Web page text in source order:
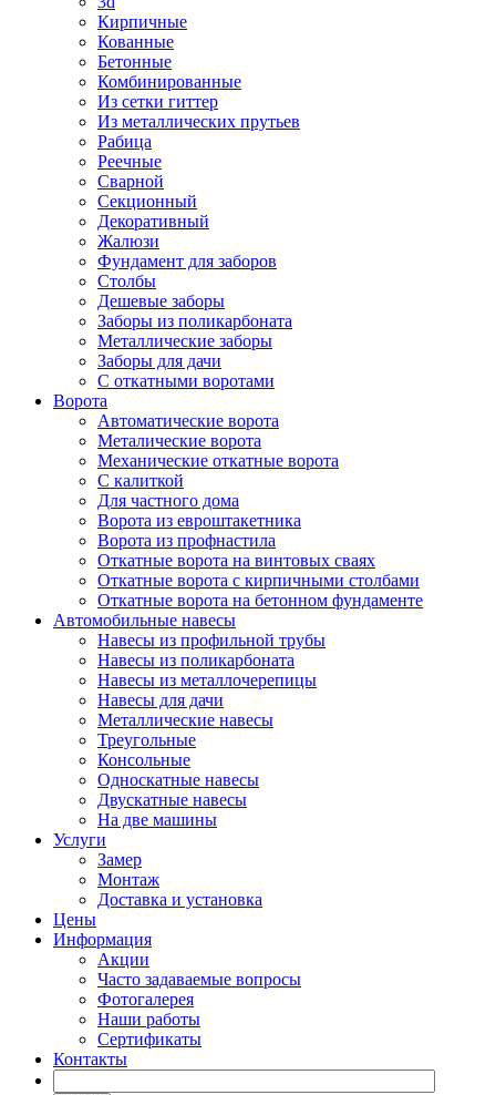
Кирпичные
Кованные
Бетонные
Комбинированные
Из сетки гиттер
Из металлических прутьев
Рабица
Реечные
Сварной
Секционный
Декоративный
Жалюзи
Фундамент для заборов
Столбы
Дешевые заборы
Заборы из поликарбоната
Металлические заборы
Заборы для дачи
С откатными воротами
Ворота
Автоматические ворота
Металические ворота
Механические откатные ворота
С калиткой
Для частного дома
Ворота из евроштакетника
Ворота из профнастила
Откатные ворота на винтовых сваях
Откатные ворота с кирпичными столбами
Откатные ворота на бетонном фундаменте
Автомобильные навесы
Навесы из профильной трубы
Навесы из поликарбоната
Навесы из металлочерепицы
Навесы для дачи
Металлические навесы
Треугольные
Консольные
Односкатные навесы
Двускатные навесы
На две машины
Услуги
Замер
Монтаж
Доставка и установка
Цены
Информация
Акции
Часто задаваемые вопросы
Фотогалерея
Наши работы
Сертификаты
Контакты